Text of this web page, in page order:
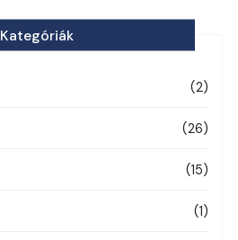
Kategóriák
(2)
(26)
(15)
(1)